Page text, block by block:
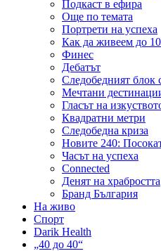
Подкаст в ефира
Още по темата
Портрети на успеха
Как да живеем до
Финес
Дебатът
Следобедният блок
Мечтани
Гласът на
Квадратни метри
Следобедна криза
Новите 240:
Часът на успеха
Connected
Денят на храбростта
Бранд България
На живо
Спорт
Darik Health
„40 до 40“